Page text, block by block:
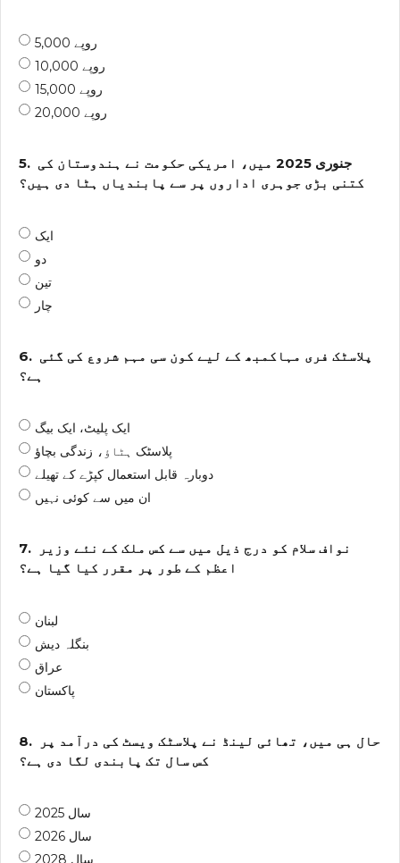
5,000 روپے
10,000 روپے
15,000 روپے
20,000 روپے
5. جنوری 2025 میں، امریکی حکومت نے ہندوستان کی
کتنی بڑی جوہری اداروں پر سے پابندیاں ہٹا دی ہیں؟
ایک
دو
تین
چار
6. پلاسٹک فری مہاکمبھ کے لیے کون سی مہم شروع کی گئی
ہے؟
ایک پلیٹ، ایک بیگ
پلاسٹک ہٹاؤ، زندگی بچاؤ
دوبارہ قابل استعمال کپڑے کے تھیلے
ان میں سے کوئی نہیں
7.
نواف سلام کو درج ذیل میں سے کس ملک کے نئے وزیر
اعظم کے طور پر مقرر کیا گیا ہے؟
لبنان
بنگلہ دیش
عراق
پاکستان
8.
حال ہی میں، تھائی لینڈ نے پلاسٹک ویسٹ کی درآمد پر
کس سال تک پابندی لگا دی ہے؟
سال 2025
سال 2026
سال 2028